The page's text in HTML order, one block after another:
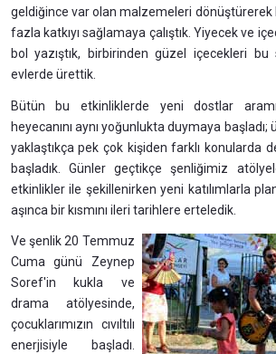
geldiğince var olan malzemeleri dönüştürerek
fazla katkıyı sağlamaya çalıştık. Yiyecek ve
bol yazıştık, birbirinden güzel içecekleri
evlerde ürettik.
Bütün bu etkinliklerde yeni dostlar
heyecanını aynı yoğunlukta duymaya
yaklaştıkça pek çok kişiden farklı konularda
başladık. Günler geçtikçe şenliğimiz
etkinlikler ile şekillenirken yeni katılımlarla
aşınca bir kısmını ileri tarihlere erteledik.
Ve şenlik 20 Temmuz
Cuma günü Zeynep
Soref'in kukla ve
drama atölyesinde,
çocuklarımızın cıvıltılı
enerjisiyle başladı.